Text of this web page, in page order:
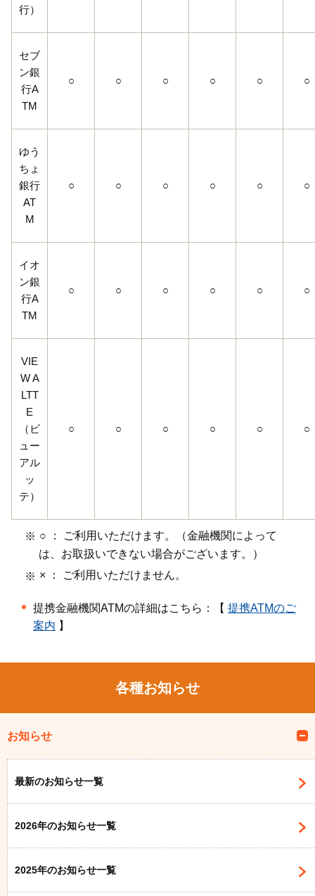
行）
セブ
ン銀
行A
TM
○ ○ ○ ○ ○ ○
ゆう
ちょ
銀行
AT
M
○ ○ ○ ○ ○ ○
イオ
ン銀
行A
TM
○ ○ ○ ○ ○ ○
VIE
W A
LTT
E
（ビ
ュー
アル
ッ
テ）
○ ○ ○ ○ ○ ○
○ ： ご利用いただけます。（金融機関によって
は、お取扱いできない場合がございます。）
× ： ご利用いただけません。
提携金融機関ATMの詳細はこちら：【 提携ATMのご
案内 】
各種お知らせ
お知らせ
最新のお知らせ一覧
2026年のお知らせ一覧
2025年のお知らせ一覧